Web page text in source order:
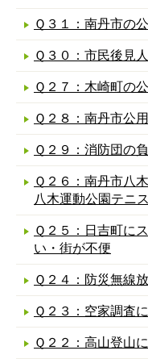
Ｑ３１：南丹市の
Ｑ３０：市民後見
Ｑ２７：木崎町の
Ｑ２８：南丹市公
Ｑ２９：消防団の
Ｑ２６：南丹市八
八木運動公園テニ
Ｑ２５：日吉町に
い・街が不便
Ｑ２４：防災無線
Ｑ２３：空家調査
Ｑ２２：高山登山